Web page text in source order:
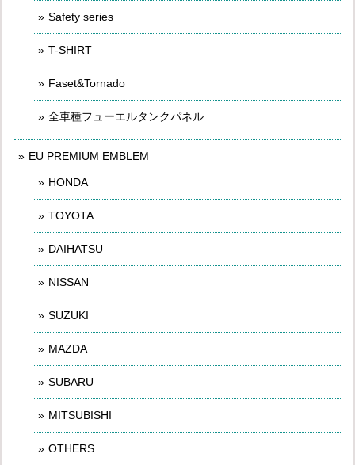
Safety series
T-SHIRT
Faset&Tornado
全車種フューエルタンクパネル
EU PREMIUM EMBLEM
HONDA
TOYOTA
DAIHATSU
NISSAN
SUZUKI
MAZDA
SUBARU
MITSUBISHI
OTHERS